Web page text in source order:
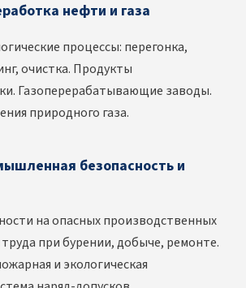
нефти и газа
процессы: перегонка,
очистка. Продукты
Газоперерабатывающие заводы.
природного газа.
безопасность и
на опасных производственных
при бурении, добыче, ремонте.
и экологическая